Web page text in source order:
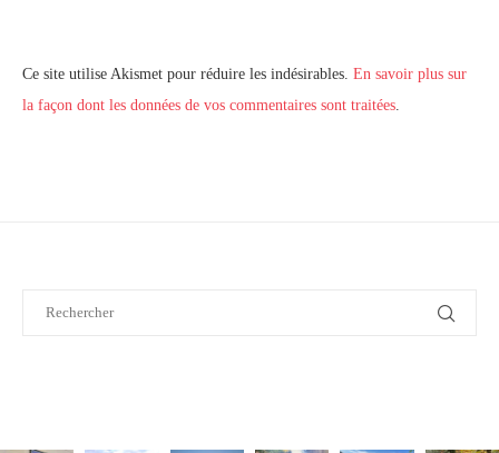
Ce site utilise Akismet pour réduire les indésirables. En savoir plus sur
la façon dont les données de vos commentaires sont traitées.